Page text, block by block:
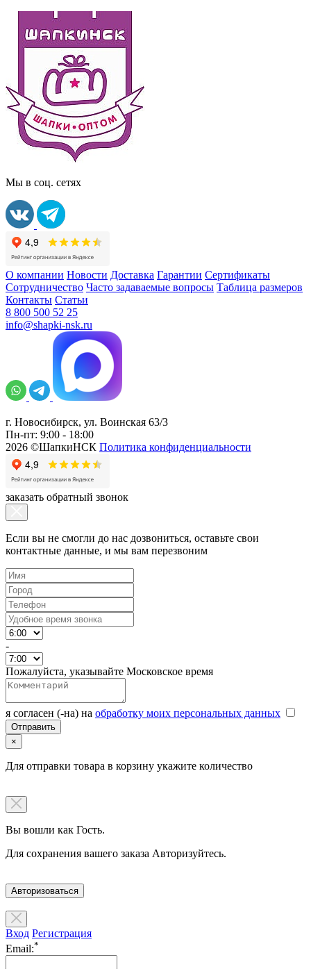
Мы в соц. сетях
О компании Новости Доставка Гарантии Сертификаты
Сотрудничество Часто задаваемые вопросы Таблица размеров
Контакты Статьи
8 800 500 52 25
info@shapki-nsk.ru
г. Новосибирск, ул. Воинская 63/3
Пн-пт: 9:00 - 18:00
2026 ©ШапкиНСК Политика конфиденциальности
заказать обратный звонок
Если вы не смогли до нас дозвониться, оставьте свои
контактные данные, и мы вам перезвоним
-
Пожалуйста, указывайте Московское время
я согласен (-на) на обработку моих персональных данных
×
Для отправки товара в корзину укажите количество
Вы вошли как Гость.
Для сохранения вашего заказа Авторизуйтесь.
Авторизоваться
Вход Регистрация
Email:*